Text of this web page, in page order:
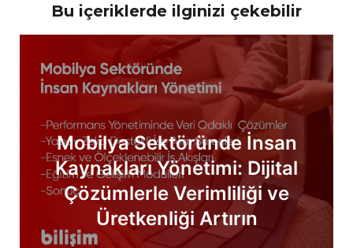
Bu içeriklerde ilginizi çekebilir
Mobilya Sektöründe İnsan
Kaynakları Yönetimi: Dijital
Çözümlerle Verimliliği ve
Üretkenliği Artırın